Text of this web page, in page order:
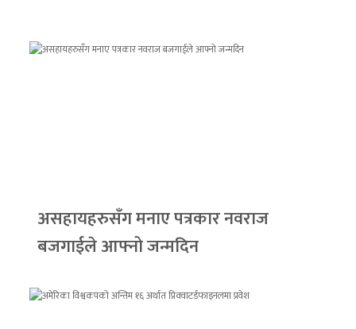
असहायहरुसँग मनाए पत्रकार नवराज
बजगाईले आफ्नो जन्मदिन